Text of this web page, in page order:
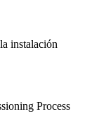
instalación